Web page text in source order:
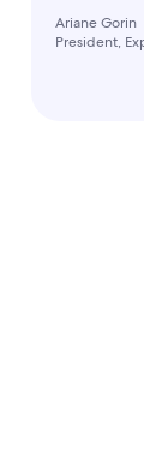
Ariane Gorin
President,